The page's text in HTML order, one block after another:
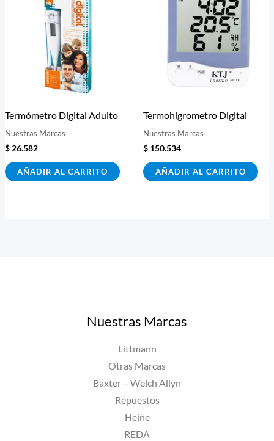
Termómetro Digital Adulto
Nuestras Marcas
$ 26.582
AÑADIR AL CARRITO
Termohigrometro Digital
Nuestras Marcas
$ 150.534
AÑADIR AL CARRITO
Nuestras Marcas
Littmann
Otras Marcas
Baxter – Welch Allyn
Repuestos
Heine
REDA